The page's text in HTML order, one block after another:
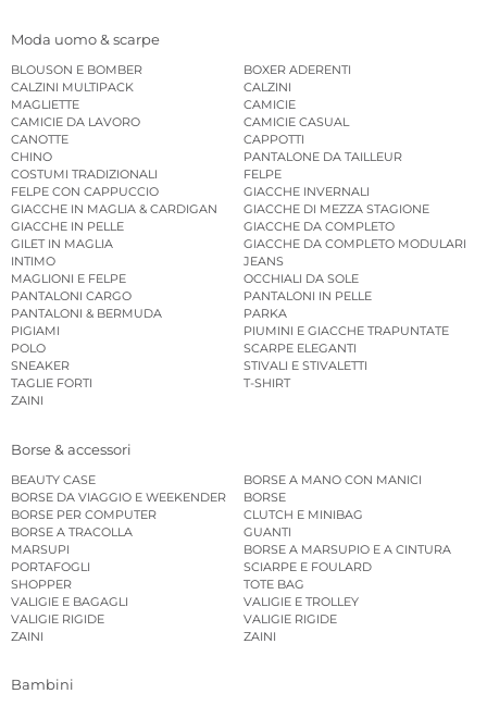
Moda uomo & scarpe
BLOUSON E BOMBER
BOXER ADERENTI
CALZINI MULTIPACK
CALZINI
MAGLIETTE
CAMICIE
CAMICIE DA LAVORO
CAMICIE CASUAL
CANOTTE
CAPPOTTI
CHINO
PANTALONE DA TAILLEUR
COSTUMI TRADIZIONALI
FELPE
FELPE CON CAPPUCCIO
GIACCHE INVERNALI
GIACCHE IN MAGLIA & CARDIGAN
GIACCHE DI MEZZA STAGIONE
GIACCHE IN PELLE
GIACCHE DA COMPLETO
GILET IN MAGLIA
GIACCHE DA COMPLETO MODULARI
INTIMO
JEANS
MAGLIONI E FELPE
OCCHIALI DA SOLE
PANTALONI CARGO
PANTALONI IN PELLE
PANTALONI & BERMUDA
PARKA
PIGIAMI
PIUMINI E GIACCHE TRAPUNTATE
POLO
SCARPE ELEGANTI
SNEAKER
STIVALI E STIVALETTI
TAGLIE FORTI
T-SHIRT
ZAINI
Borse & accessori
BEAUTY CASE
BORSE A MANO CON MANICI
BORSE DA VIAGGIO E WEEKENDER
BORSE
BORSE PER COMPUTER
CLUTCH E MINIBAG
BORSE A TRACOLLA
GUANTI
MARSUPI
BORSE A MARSUPIO E A CINTURA
PORTAFOGLI
SCIARPE E FOULARD
SHOPPER
TOTE BAG
VALIGIE E BAGAGLI
VALIGIE E TROLLEY
VALIGIE RIGIDE
VALIGIE RIGIDE
ZAINI
ZAINI
Bambini